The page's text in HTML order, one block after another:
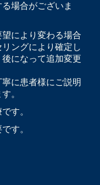
場合がございま
により変わる場合
ングにより確定し
になって追加変更
に患者様にご説明
。
す。
す。